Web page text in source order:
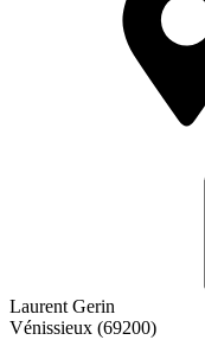
Laurent Gerin
Vénissieux (69200)